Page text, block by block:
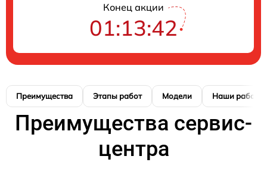
Конец акции
01:13:41
Преимущества Этапы работ Модели Наши работы
Преимущества сервис-
центра